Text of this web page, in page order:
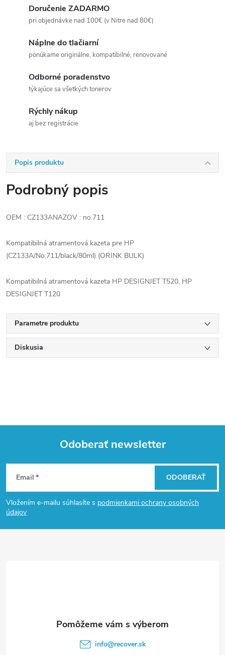
Doručenie ZADARMO
pri objednávke nad 100€ (v Nitre nad 80€)
Náplne do tlačiarní
ponúkame originálne, kompatibilné, renovované
Odborné poradenstvo
týkajúce sa všetkých tonerov
Rýchly nákup
aj bez registrácie
Popis produktu
Podrobný popis
OEM : CZ133ANAZOV : no.711
Kompatibilná atramentová kazeta pre HP
(CZ133A/No.711/black/80ml) (ORINK BULK)
Kompatibilná atramentová kazeta HP DESIGNJET T520, HP
DESIGNJET T120
Parametre produktu
Diskusia
Z
á
p
Odoberať newsletter
Email
Vložením e-mailu súhlasíte s podmienkami ochrany osobných
údajov
ODOBERAŤ
info@recover.sk